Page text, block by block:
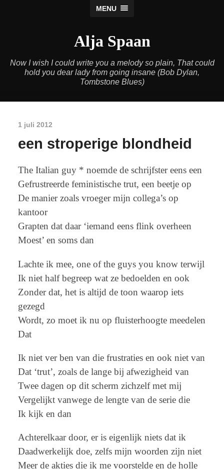
MENU
Alja Spaan
Now I wish I could write you a melody so plain, That could
hold you dear lady from going insane (Bob Dylan,
Tombstone Blues)
1 juli 2012
een stroperige blondheid
The Italian guy * noemde de schrijfster eens een
Gefrustreerde feministische trut, een beetje op
De manier zoals vroeger mijn collega’s op
kantoor
Grapten dat daar ‘iemand eens flink overheen
Moest’ en soms dan
Lachte ik mee, one of the guys you know terwijl
Ik niet half begreep wat ze bedoelden en ook
Zonder dat, het is altijd de toon waarop iets
gezegd
Wordt, zo moet ik nu op fluisterhoogte meedelen
Dat
Ik niet ver ben van die frustraties en ook niet van
Dat ‘trut’, zoals de lange bij afwezigheid van
Twee dagen op dit scherm zichzelf met mij
Vergelijkt vanwege de lengte van de serie die
Ik kijk en dan
Achterelkaar door, er is eigenlijk niets dat ik
Daadwerkelijk doe, zelfs mijn woorden zijn niet
Meer de akties die ik me voorstelde en de holle